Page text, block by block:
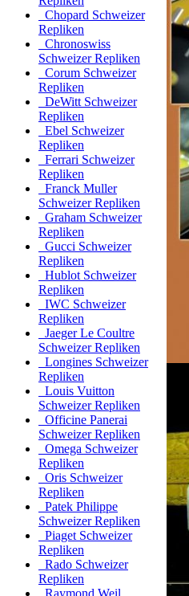
Chopard Schweizer
Repliken
Chronoswiss
Schweizer Repliken
Corum Schweizer
Repliken
DeWitt Schweizer
Repliken
Ebel Schweizer
Repliken
Ferrari Schweizer
Repliken
Franck Muller
Schweizer Repliken
Graham Schweizer
Repliken
Gucci Schweizer
Repliken
Hublot Schweizer
Repliken
IWC Schweizer
Repliken
Jaeger Le Coultre
Schweizer Repliken
Longines Schweizer
Repliken
Louis Vuitton
Schweizer Repliken
Officine Panerai
Schweizer Repliken
Omega Schweizer
Repliken
Oris Schweizer
Repliken
Patek Philippe
Schweizer Repliken
Piaget Schweizer
Repliken
Rado Schweizer
Repliken